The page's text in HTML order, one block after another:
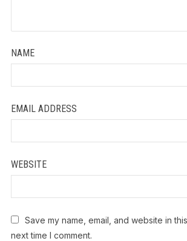
NAME
EMAIL ADDRESS
WEBSITE
Save my name, email, and website in
next time I comment.